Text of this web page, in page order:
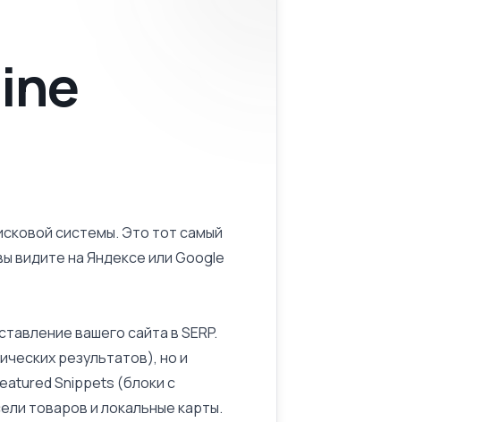
системы. Это тот самый
видите на Яндексе или Google
вашего сайта в SERP.
результатов), но и
Snippets (блоки с
товаров и локальные карты.